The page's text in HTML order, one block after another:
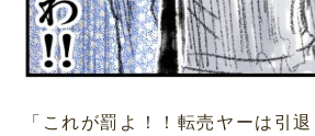
「これが罰よ！！転売ヤーは引